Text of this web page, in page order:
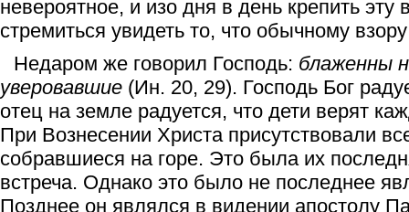
невероятное, и изо дня в день крепить эту
стремиться увидеть то, что обычному
Недаром же говорил Господь: блаженны
уверовавшие (Ин. 20, 29). Господь Бог
отец на земле радуется, что дети верят
При Вознесении Христа присутствовали
собравшиеся на горе. Это была их
встреча. Однако это было не последнее
Позднее он являлся в видении апостолу